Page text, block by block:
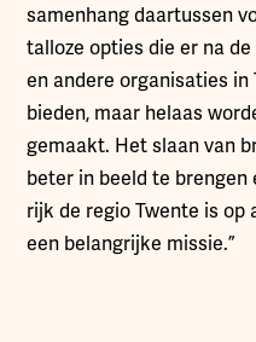
samenhang daartussen
talloze opties die er na
en andere organisaties in
bieden, maar helaas
gemaakt. Het slaan van
beter in beeld te
rijk de regio Twente is op
een belangrijke missie.”